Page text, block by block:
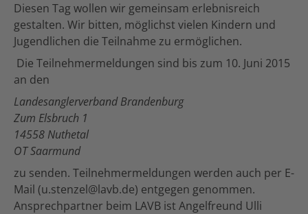
Diesen Tag wollen wir gemeinsam erlebnisreich
gestalten. Wir bitten, möglichst vielen Kindern und
Jugendlichen die Teilnahme zu ermöglichen.
Die Teilnehmermeldungen sind bis zum 10. Juni 2015
an den
Landesanglerverband Brandenburg
Zum Elsbruch 1
14558 Nuthetal
OT Saarmund
zu senden. Teilnehmermeldungen werden auch per E-
Mail (u.stenzel@lavb.de) entgegen genommen.
Ansprechpartner beim LAVB ist Angelfreund Ulli